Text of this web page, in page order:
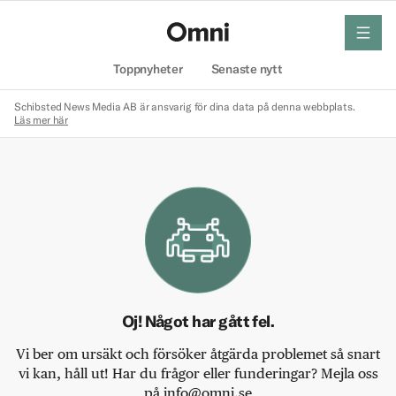
Toppnyheter Senaste nytt
meny
Schibsted News Media AB är ansvarig för dina data på denna webbplats.
Läs mer här
Oj! Något har gått fel.
Vi ber om ursäkt och försöker åtgärda problemet så snart
vi kan, håll ut! Har du frågor eller funderingar? Mejla oss